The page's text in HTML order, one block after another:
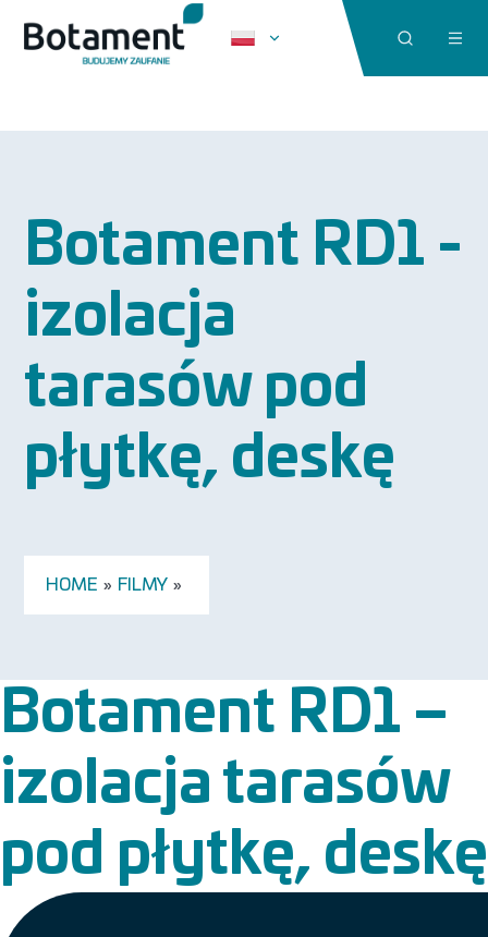
Botament RD1 -
izolacja
tarasów pod
płytkę, deskę
HOME » FILMY »
Botament RD1 –
izolacja tarasów
pod płytkę, deskę